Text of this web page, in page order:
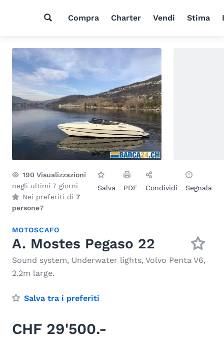
Compra Charter Vendi Stima
190 Visualizzazioni
negli ultimi 7 giorni
Nei preferiti di 7
persone7
Salva PDF Condividi Segnala
MOTOSCAFO
A. Mostes Pegaso 22
Sound system, Underwater lights, Volvo Penta V6,
2.2m large.
Salva tra i preferiti
CHF 29'500.-